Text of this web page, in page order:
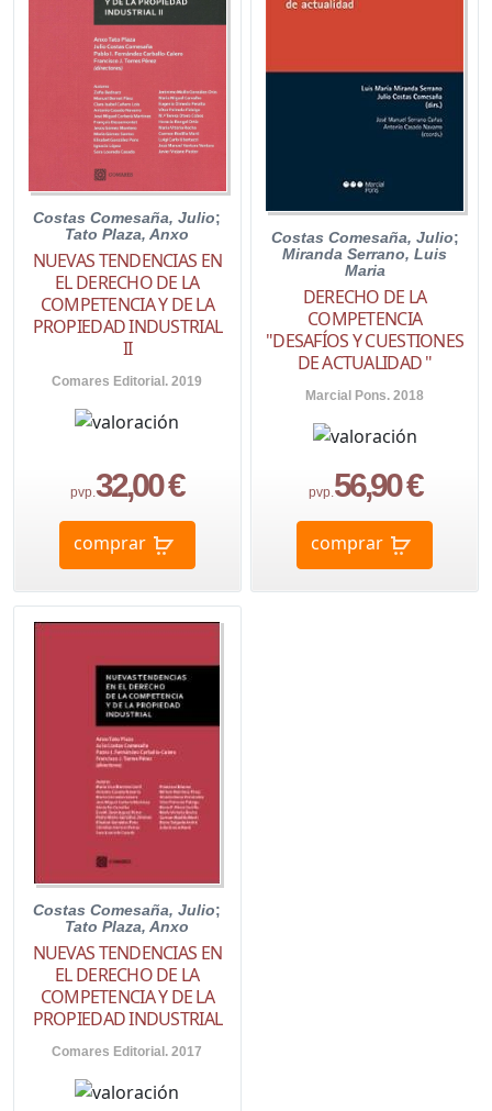
Costas Comesaña, Julio;
Tato Plaza, Anxo
NUEVAS TENDENCIAS EN
EL DERECHO DE LA
COMPETENCIA Y DE LA
PROPIEDAD INDUSTRIAL
II
Comares Editorial. 2019
pvp.32,00 €
comprar
Costas Comesaña, Julio;
Miranda Serrano, Luis
Maria
DERECHO DE LA
COMPETENCIA
"DESAFÍOS Y CUESTIONES
DE ACTUALIDAD "
Marcial Pons. 2018
pvp.56,90 €
comprar
Costas Comesaña, Julio;
Tato Plaza, Anxo
NUEVAS TENDENCIAS EN
EL DERECHO DE LA
COMPETENCIA Y DE LA
PROPIEDAD INDUSTRIAL
Comares Editorial. 2017